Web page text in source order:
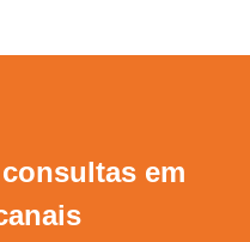
em